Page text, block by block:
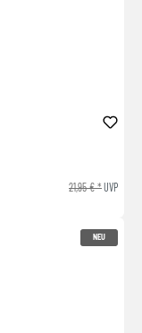
21,95 € *UVP
NEU